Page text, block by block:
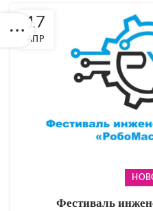
17
АПР
Фестиваль